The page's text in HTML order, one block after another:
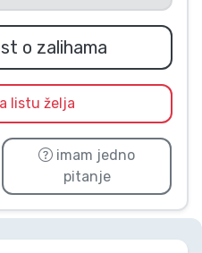
o zalihama
listu želja
imam jedno
pitanje